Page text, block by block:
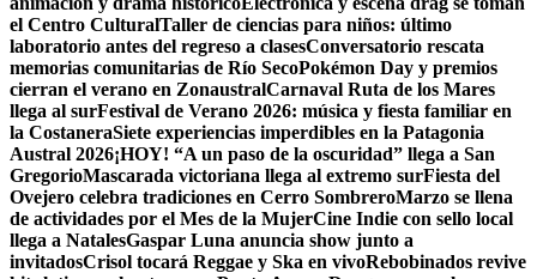
el Centro CulturalTaller de ciencias para niños: último
laboratorio antes del regreso a clasesConversatorio rescata
memorias comunitarias de Río SecoPokémon Day y premios
cierran el verano en ZonaustralCarnaval Ruta de los Mares
llega al surFestival de Verano 2026: música y fiesta familiar en
la CostaneraSiete experiencias imperdibles en la Patagonia
Austral 2026¡HOY! “A un paso de la oscuridad” llega a San
GregorioMascarada victoriana llega al extremo surFiesta del
Ovejero celebra tradiciones en Cerro SombreroMarzo se llena
de actividades por el Mes de la MujerCine Indie con sello local
llega a NatalesGaspar Luna anuncia show junto a
invitadosCrisol tocará Reggae y Ska en vivoRebobinados revive